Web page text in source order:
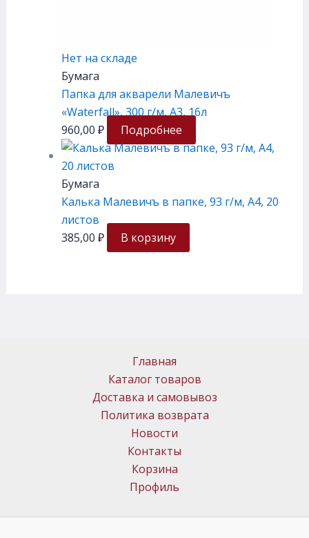
Нет на складе
Бумага
Папка для акварели Малевичъ
«Waterfall», 300 г/м, А3, 16л
960,00 ₽ Подробнее
Бумага
Калька Малевичъ в папке, 93 г/м, А4, 20
листов
385,00 ₽ В корзину
Главная
Каталог товаров
Доставка и самовывоз
Политика возврата
Новости
Контакты
Корзина
Профиль